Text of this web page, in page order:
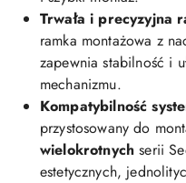
Trwała i precyzyjna
ramka montażowa z
zapewnia stabilność i
mechanizmu.
Kompatybilność
przystosowany do
wielokrotnych serii
estetycznych,